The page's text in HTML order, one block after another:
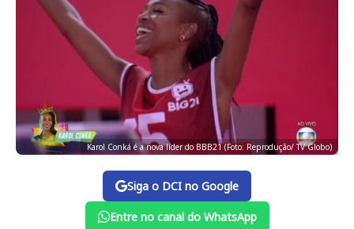
Karol Conká é a nova líder do BBB21 (Foto: Reprodução/ TV Globo)
Siga o DCI no Google
Entre no canal do WhatsApp